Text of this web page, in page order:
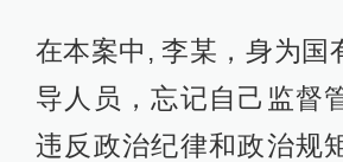
在本案中, 李某，身为国
导人员，忘记自己监督
违反政治纪律和政治规